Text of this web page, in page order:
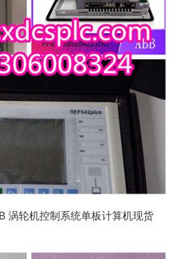
涡轮机控制系统单板计算机现货